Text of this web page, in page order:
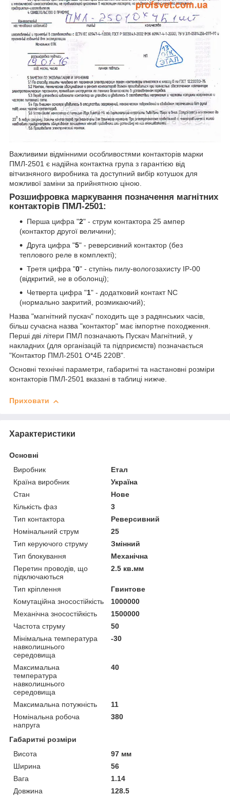
Важливими відмінними особливостями контакторів марки
ПМЛ-2501 є надійна контактна група з гарантією від
вітчизняного виробника та доступний вибір котушок для
можливої ​​заміни за прийнятною ціною.
Розшифровка маркування позначення магнітних
контакторів ПМЛ-2501:
Перша цифра "2" - струм контактора 25 ампер
(контактор другої величини);
Друга цифра "5" - реверсивний контактор (без
теплового реле в комплекті);
Третя цифра "0" - ступінь пилу-вологозахисту IP-00
(відкритий, не в оболонці);
Четверта цифра "1" - додатковий контакт NC
(нормально закритий, розмикаючий);
Назва "магнітний пускач" походить ще з радянських часів,
більш сучасна назва "контактор" має імпортне походження.
Перші дві літери ПМЛ позначають Пускач Магнітний, у
накладних (для організацій та підприємств) позначається
"Контактор ПМЛ-2501 О*4Б 220В".
Основні технічні параметри, габаритні та настановні розміри
контакторів ПМЛ-2501 вказані в таблиці нижче.
Приховати
Характеристики
Основні
Виробник
Етал
Країна виробник
Україна
Стан
Нове
Кількість фаз
3
Тип контактора
Реверсивний
Номінальний струм
25
Тип керуючого струму
Змінний
Тип блокування
Механічна
Перетин проводів, що
підключаються
2.5 кв.мм
Тип кріплення
Гвинтове
Комутаційна зносостійкість
1000000
Механічна зносостійкість
1500000
Частота струму
50
Мінімальна температура
навколишнього
середовища
-30
Максимальна
температура
навколишнього
середовища
40
Максимальна потужність
11
Номінальна робоча
напруга
380
Габаритні розміри
Висота
97 мм
Ширина
56
Вага
1.14
Довжина
128.5